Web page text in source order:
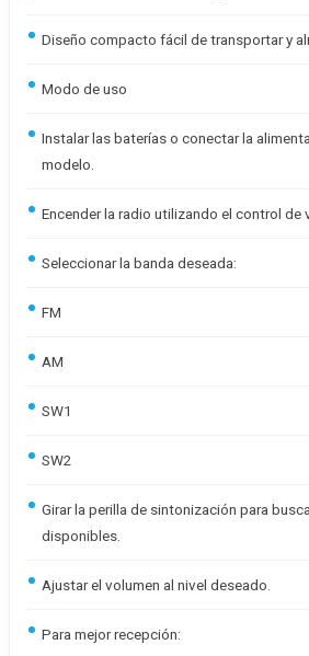
Diseño compacto fácil de transportar y
Modo de uso
Instalar las baterías o conectar la
modelo.
Encender la radio utilizando el control de
Seleccionar la banda deseada:
FM
AM
SW1
SW2
Girar la perilla de sintonización para
disponibles.
Ajustar el volumen al nivel deseado.
Para mejor recepción: